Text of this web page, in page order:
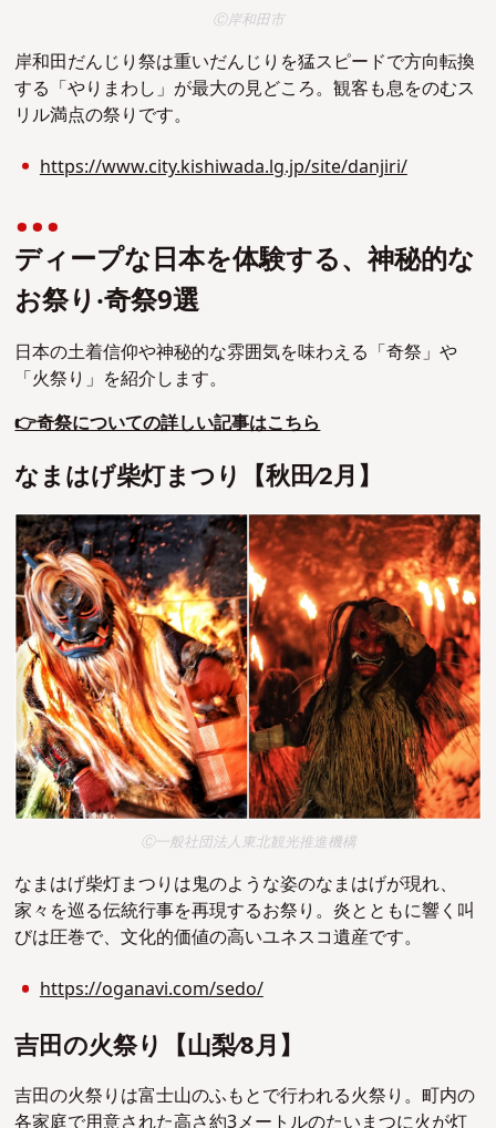
Ⓒ岸和田市
岸和⽥だんじり祭は重いだんじりを猛スピードで方向転換
する「やりまわし」が最大の見どころ。観客も息をのむス
リル満点の祭りです。
https://www.city.kishiwada.lg.jp/site/danjiri/
ディープな⽇本を体験する、神秘的な
お祭り‧奇祭9選
日本の土着信仰や神秘的な雰囲気を味わえる「奇祭」や
「火祭り」を紹介します。
👉奇祭についての詳しい記事はこちら
なまはげ柴灯まつり【秋⽥∕2⽉】
Ⓒ一般社団法人東北観光推進機構
なまはげ柴灯まつりは鬼のような姿のなまはげが現れ、
家々を巡る伝統行事を再現するお祭り。炎とともに響く叫
びは圧巻で、文化的価値の高いユネスコ遺産です。
https://oganavi.com/sedo/
吉⽥の⽕祭り【⼭梨∕8⽉】
吉⽥の⽕祭りは富士山のふもとで行われる火祭り。町内の
各家庭で用意された高さ約3メートルのたいまつに火が灯